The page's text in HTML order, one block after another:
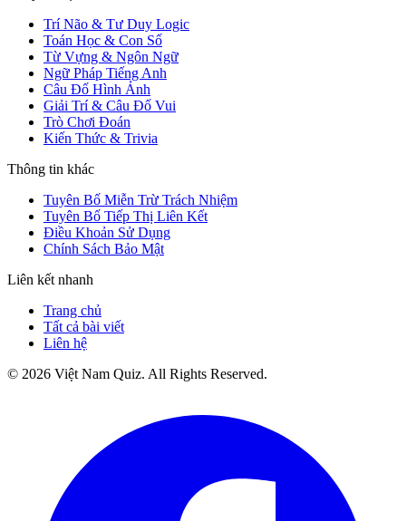
Trí Não & Tư Duy Logic
Toán Học & Con Số
Từ Vựng & Ngôn Ngữ
Ngữ Pháp Tiếng Anh
Câu Đố Hình Ảnh
Giải Trí & Câu Đố Vui
Trò Chơi Đoán
Kiến Thức & Trivia
Thông tin khác
Tuyên Bố Miễn Trừ Trách Nhiệm
Tuyên Bố Tiếp Thị Liên Kết
Điều Khoản Sử Dụng
Chính Sách Bảo Mật
Liên kết nhanh
Trang chủ
Tất cả bài viết
Liên hệ
© 2026 Việt Nam Quiz. All Rights Reserved.